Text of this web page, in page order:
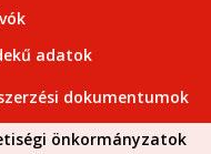
adatok
dokumentumok
önkormányzatok